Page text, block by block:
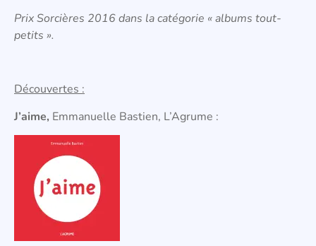
Prix Sorcières 2016 dans la catégorie « albums tout-
petits ».
Découvertes :
J’aime, Emmanuelle Bastien, L’Agrume :